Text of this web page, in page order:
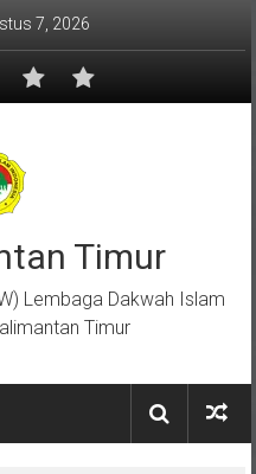
7, 2026
Timur
Lembaga Dakwah Islam
Timur